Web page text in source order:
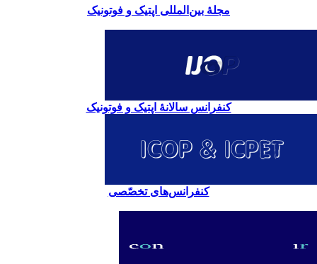
مجلۀ بین‌المللی اپتیک و فوتونیک
کنفرانس سالانۀ اپتیک و فوتونیک
کنفرانس‌های تخصّصی